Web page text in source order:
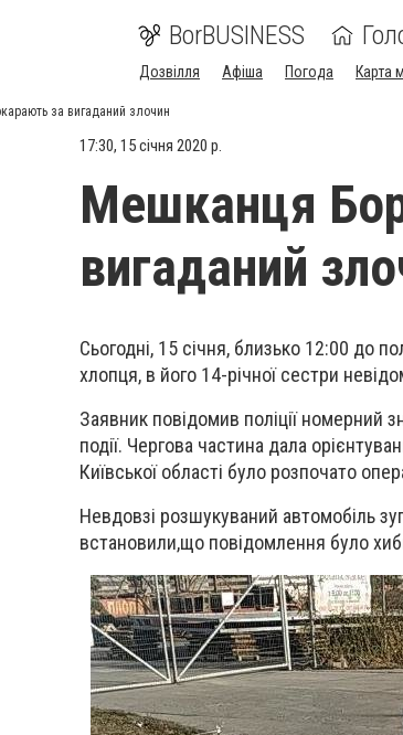
BorBUSINESS
Дозвілля Афіша Погода Карта
за вигаданий злочин
17:30, 15 січня 2020 р.
Мешканця
вигаданий
Сьогодні, 15 січня, близько 12:00 до
хлопця, в його 14-річної сестри
Заявник повідомив поліції номерний
події. Чергова частина дала
Київської області було розпочато
Невдовзі розшукуваний автомобіль
встановили,що повідомлення було